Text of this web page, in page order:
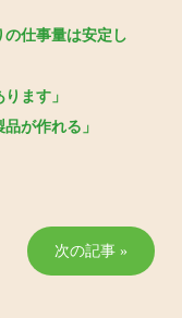
の仕事量は安定し
ます」
が作れる」
次の記事 »